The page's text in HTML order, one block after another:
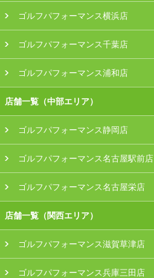
ゴルフパフォーマンス横浜店
ゴルフパフォーマンス千葉店
ゴルフパフォーマンス浦和店
店舗一覧（中部エリア）
ゴルフパフォーマンス静岡店
ゴルフパフォーマンス名古屋駅前店
ゴルフパフォーマンス名古屋栄店
店舗一覧（関西エリア）
ゴルフパフォーマンス滋賀草津店
ゴルフパフォーマンス兵庫三田店